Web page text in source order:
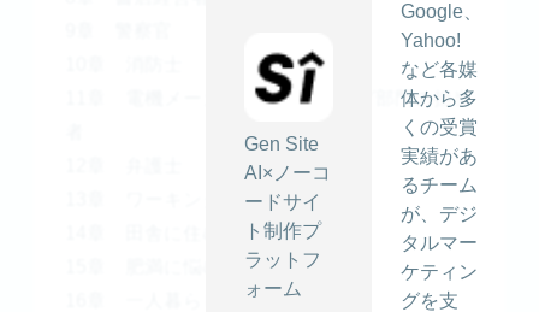
Gen Site
AI×ノーコ
ードサイ
ト制作プ
ラットフ
ォーム
Google、
Yahoo!
など各媒
体から多
くの受賞
実績があ
るチーム
が、デジ
タルマー
ケティン
グを支
11章 電機メーカーマーケティング部門の担当
13章 ワーキングマザー
14章 田舎に住むお年寄り
15章 肥満に悩むエンジニア
16章 一人暮らしのおばあさん